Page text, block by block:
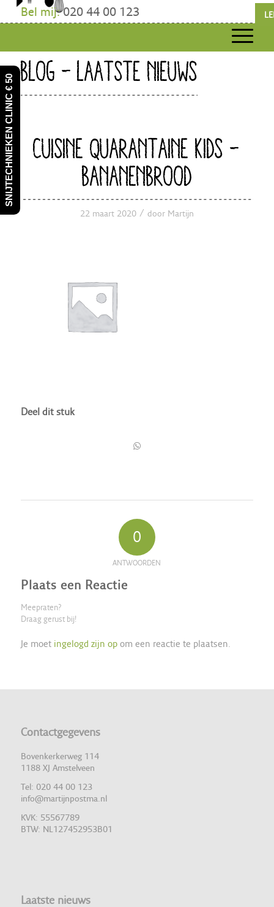
Bel mij:020 44 00 123
BLOG - LAATSTE NIEUWS
CUISINE QUARANTAINE KIDS –
BANANENBROOD
22 maart 2020 / door Martijn
Deel dit stuk
0
ANTWOORDEN
Plaats een Reactie
Meepraten?
Draag gerust bij!
Je moet ingelogd zijn opom een reactie te plaatsen.
Contactgegevens
Bovenkerkerweg 114
1188 XJ Amstelveen
Tel: 020 44 00 123
info@martijnpostma.nl
KVK: 55567789
BTW: NL127452953B01
Laatste nieuws
SNIJTECHNIEKEN CLINIC € 50